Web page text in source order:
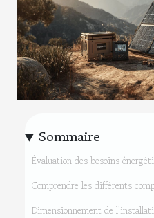
Sommaire
Évaluation des besoins
Comprendre les différents
Dimensionnement de